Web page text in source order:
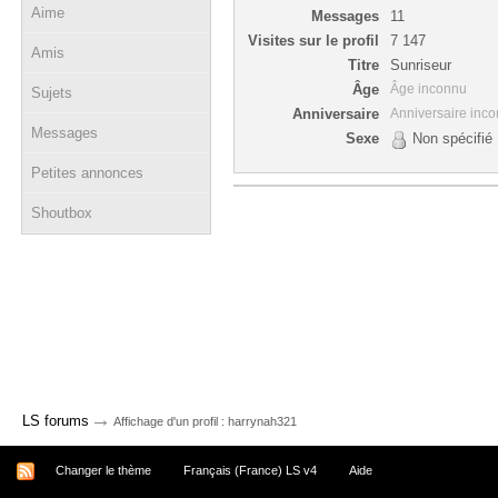
Aime
Amis
Sujets
Messages
Petites annonces
Shoutbox
Messages
11
Visites sur le profil
7 147
Titre
Sunriseur
Âge
Âge inconnu
Anniversaire Anniversaire
Sexe Non spécifié
LS forums → Affichage d'un profil : harrynah321
Changer le thème Français (France) LS v4 Aide